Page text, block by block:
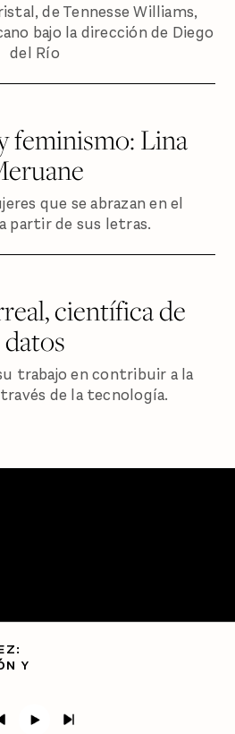
de Tennesse Williams,
bajo la dirección de Diego
del Río
feminismo: Lina
que se abrazan en el
partir de sus letras.
científica de
datos
trabajo en contribuir a la
de la tecnología.
Y